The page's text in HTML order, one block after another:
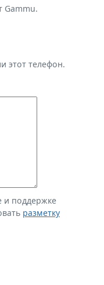
Gammu.
этот телефон.
и поддержке
разметку